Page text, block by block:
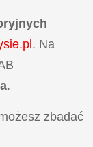
. Na
.
zbadać